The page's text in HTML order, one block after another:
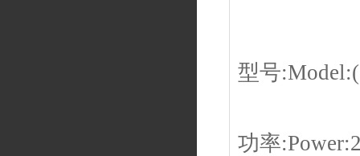
型号
功率